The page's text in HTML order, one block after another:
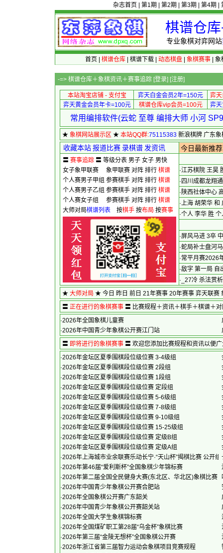
杂志首页 第1期 第2期 第3期 第4期
棋谱仓
专业象棋对弈网站
首页 棋谱仓库| 棋谱下载| 动态棋盘| 象棋赛事| 象
-=> 棋谱仓库＋象棋资讯＋赛事追踪 [登录] [注册
本站淘宝店铺 - 支付宝 弈天白金会员2年=150元
弈
弈天黄金会员年卡=100元
棋谱仓库vip会员=100元 弈
常用编排软件(云蛇 至尊 编排大师 小河
★ 象棋网站展示区 ★ 本站QQ群:75115383 新浪棋牌 广东象
赛编排软件 棋缘论坛 华工象棋网 香港象棋总会
收藏本站报道比赛 录棋谱 发资讯 今日最新推荐
〓 赛事追踪 〓 等级分表 男子 女子 男快
女子象甲联赛
象甲联赛 对阵 排行 棋谱
个人赛男子甲组 参赛棋手 对阵 排行 棋谱
个人赛男子乙组 参赛棋手 对阵 排行 棋谱
个人赛女子组
参赛棋手 对阵 排行 棋谱
大师对局棋谱列表 按棋手 按布局 按赛事
·江苏棋院 王昊
· 四川成都龙翔
· 陕西社体中心
·上海 胡荣华 和
·个人 李华 胜
·屏风马进 3卒
·蛇局补士盘河
·常平月赛2026
·敌字 第一局 自
· _27冷 杀法赏
★ 大师对局 ★ 今日 昨日 前日 21年赛事 20年赛事 弈天联赛
〓 正在进行的象棋赛事〓 比赛规程＋资讯＋棋手＋棋谱
·2026年全国象棋儿童赛
·2026年中国青少年象棋公开赛江门站
〓 即将进行的象棋赛事〓 欢迎您添加比赛规程和
·2026年金坛区夏季围棋段位级位赛 3-4级组
·2026年金坛区夏季围棋段位级位赛 2段组
·2026年金坛区夏季围棋段位级位赛 1段组
·2026年金坛区夏季围棋段位级位赛 定段组
·2026年金坛区夏季围棋段位级位赛 5-6级组
·2026年金坛区夏季围棋段位级位赛 7-8级组
·2026年金坛区夏季围棋段位级位赛 9-10级组
·2026年金坛区夏季围棋段位级位赛 15-25级组
·2026年金坛区夏季围棋段位级位赛 定级B组
·2026年金坛区夏季围棋段位级位赛 定级A组
·2026年上海城市业余联赛乐动长宁·“天山杯”揭棋比赛 公开组
·2026年第46届“爱利斯杯”全国象棋少年锦标赛
·2026年第二届全国全民健身大赛(东北区、华北区)象棋比赛
·2026年中国青少年象棋公开赛合肥站
·2026年全国象棋公开赛广东韶关
·2026年中国青少年象棋公开赛韶关站
·2026年全国大学生象棋锦标赛
·2026年全国煤矿职工第28届“乌金杯”象棋比赛
·2026年第三届“金陵无想杯”全国象棋公开赛
·2026年浙江省第三届智力运动会象棋项目竞赛规程